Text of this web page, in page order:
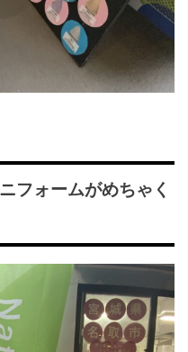
フォームがめちゃく